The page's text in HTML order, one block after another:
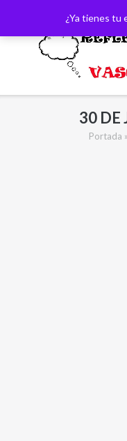
¿Ya tienes tu
contenido
30 DE
Portada »